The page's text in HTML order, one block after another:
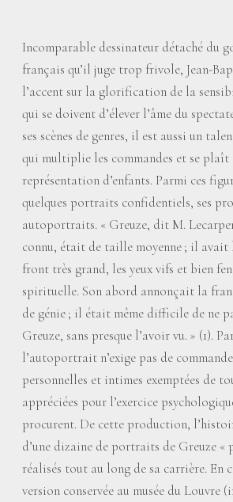
Incomparable dessinateur détaché du
français qu’il juge trop frivole, Jean-
l’accent sur la glorification de la
qui se doivent d’élever l’âme du
ses scènes de genres, il est aussi un
qui multiplie les commandes et se plaît
représentation d’enfants. Parmi ces
quelques portraits confidentiels, ses
autoportraits. « Greuze, dit M.
connu, était de taille moyenne; il avait
front très grand, les yeux vifs et bien
spirituelle. Son abord annonçait la
de génie; il était même difficile de ne
Greuze, sans presque l’avoir vu.» (1).
l’autoportrait n’exige pas de
personnelles et intimes exemptées de
appréciées pour l’exercice
procurent. De cette production,
d’une dizaine de portraits de Greuze «
réalisés tout au long de sa carrière. En
version conservée au musée du Louvre